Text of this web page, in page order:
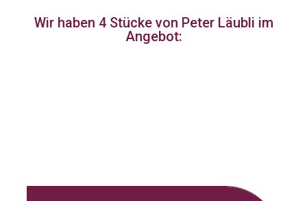
Wir haben 4 Stückevon Peter Läubli im
Angebot: